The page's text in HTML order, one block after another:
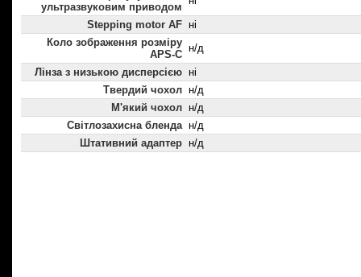
ультразвуковим приводом
Stepping motor AF ні
Коло зображення розміру
APS-C
н/д
Лінза з низькою дисперсією ні
Твердий чохол н/д
М'який чохол н/д
Світлозахисна бленда н/д
Штативний адаптер н/д